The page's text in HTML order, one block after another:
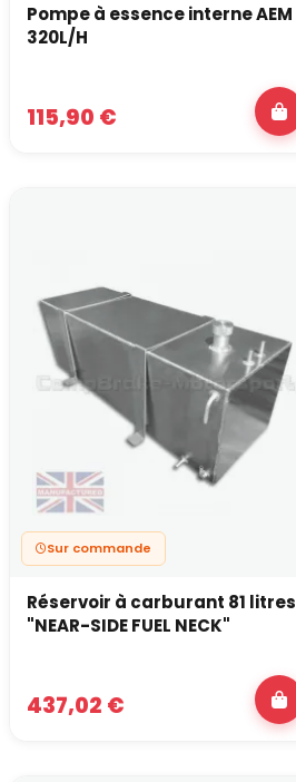
Pompe à essence interne AEM
320L/H
115,90 €
Sur commande
Réservoir à carburant 81 litres
"NEAR-SIDE FUEL NECK"
437,02 €